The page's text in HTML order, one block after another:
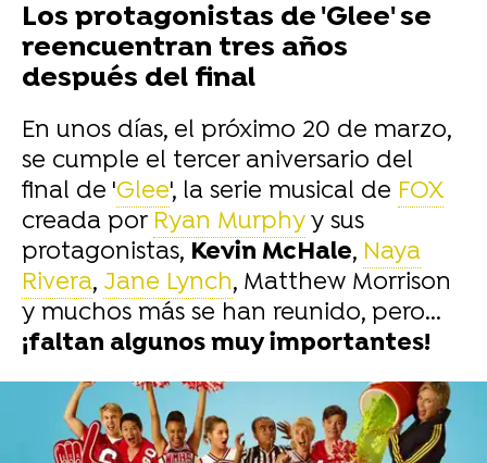
Los protagonistas de 'Glee' se
reencuentran tres años
después del final
En unos días, el próximo 20 de marzo,
se cumple el tercer aniversario del
final de 'Glee', la serie musical de FOX
creada por Ryan Murphyy sus
protagonistas, Kevin McHale, Naya
Rivera, Jane Lynch, Matthew Morrison
y muchos más se han reunido, pero...
¡faltan algunos muy importantes!
-